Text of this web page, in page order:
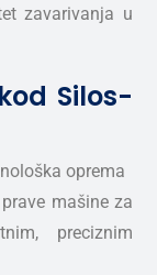
zavarivanja u
Silos-
oprema
mašine za
preciznim